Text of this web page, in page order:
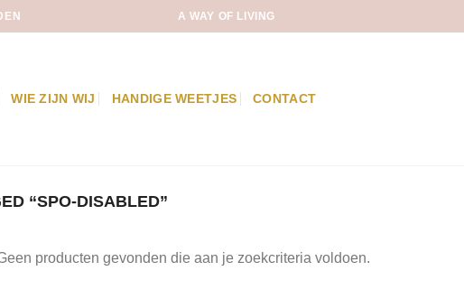
A WAY OF LIVING
WIE ZIJN WIJ HANDIGE WEETJES CONTACT
“SPO-DISABLED”
producten gevonden die aan je zoekcriteria voldoen.